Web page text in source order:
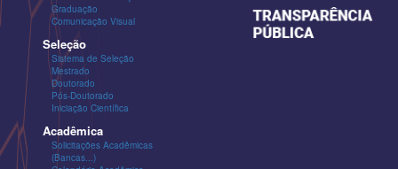
Graduação
Comunicação Visual
Seleção
Sistema de Seleção
Mestrado
Doutorado
Pós-Doutorado
Iniciação Científica
Acadêmica
Solicitações Acadêmicas
(Bancas...)